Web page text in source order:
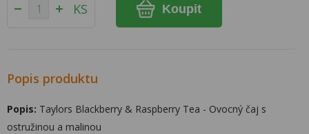
KS Koupit
Popis produktu
Popis: Taylors Blackberry & Raspberry Tea - Ovocný čaj s
ostružinou a malinou